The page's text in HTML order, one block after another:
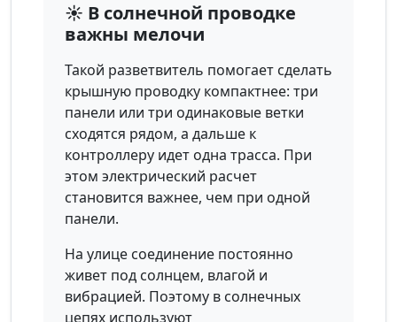
☀️ В солнечной проводке
важны мелочи
Такой разветвитель помогает сделать
крышную проводку компактнее: три
панели или три одинаковые ветки
сходятся рядом, а дальше к
контроллеру идет одна трасса. При
этом электрический расчет
становится важнее, чем при одной
панели.
На улице соединение постоянно
живет под солнцем, влагой и
вибрацией. Поэтому в солнечных
цепях используют